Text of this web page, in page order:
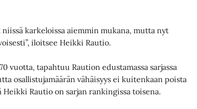
karkeloissa aiemmin mukana, mutta nyt
iloitsee Heikki Rautio.
vuotta, tapahtuu Raution edustamassa sarjassa
osallistujamäärän vähäisyys ei kuitenkaan poista
Heikki Rautio on sarjan rankingissa toisena.